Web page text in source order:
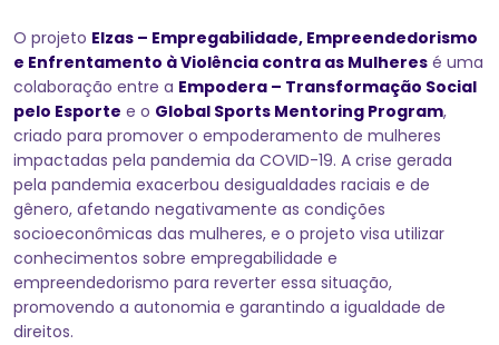
O projeto Elzas – Empregabilidade, Empreendedorismo
e Enfrentamento à Violência contra as Mulheres é uma
colaboração entre a Empodera – Transformação Social
pelo Esporte e o Global Sports Mentoring Program,
criado para promover o empoderamento de mulheres
impactadas pela pandemia da COVID-19. A crise gerada
pela pandemia exacerbou desigualdades raciais e de
gênero, afetando negativamente as condições
socioeconômicas das mulheres, e o projeto visa utilizar
conhecimentos sobre empregabilidade e
empreendedorismo para reverter essa situação,
promovendo a autonomia e garantindo a igualdade de
direitos.